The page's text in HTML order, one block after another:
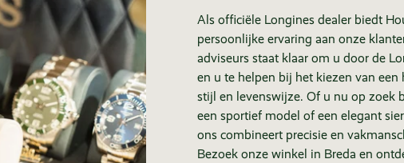
Als officiële Longines dealer biedt
persoonlijke ervaring aan onze
adviseurs staat klaar om u door de
en u te helpen bij het kiezen van
stijl en levenswijze. Of u nu op zoek
een sportief model of een elegant
ons combineert precisie en
Bezoek onze winkel in Breda en